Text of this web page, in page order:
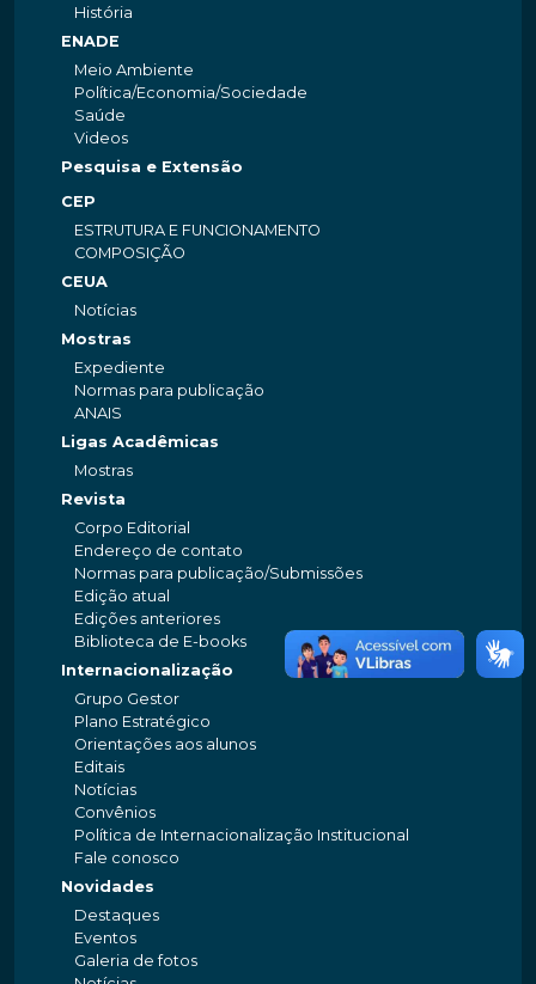
História
ENADE
Meio Ambiente
Política/Economia/Sociedade
Saúde
Videos
Pesquisa e Extensão
CEP
ESTRUTURA E FUNCIONAMENTO
COMPOSIÇÃO
CEUA
Notícias
Mostras
Expediente
Normas para publicação
ANAIS
Ligas Acadêmicas
Mostras
Revista
Corpo Editorial
Endereço de contato
Normas para publicação/Submissões
Edição atual
Edições anteriores
Biblioteca de E-books
Internacionalização
Grupo Gestor
Plano Estratégico
Orientações aos alunos
Editais
Notícias
Convênios
Política de Internacionalização Institucional
Fale conosco
Novidades
Destaques
Eventos
Galeria de fotos